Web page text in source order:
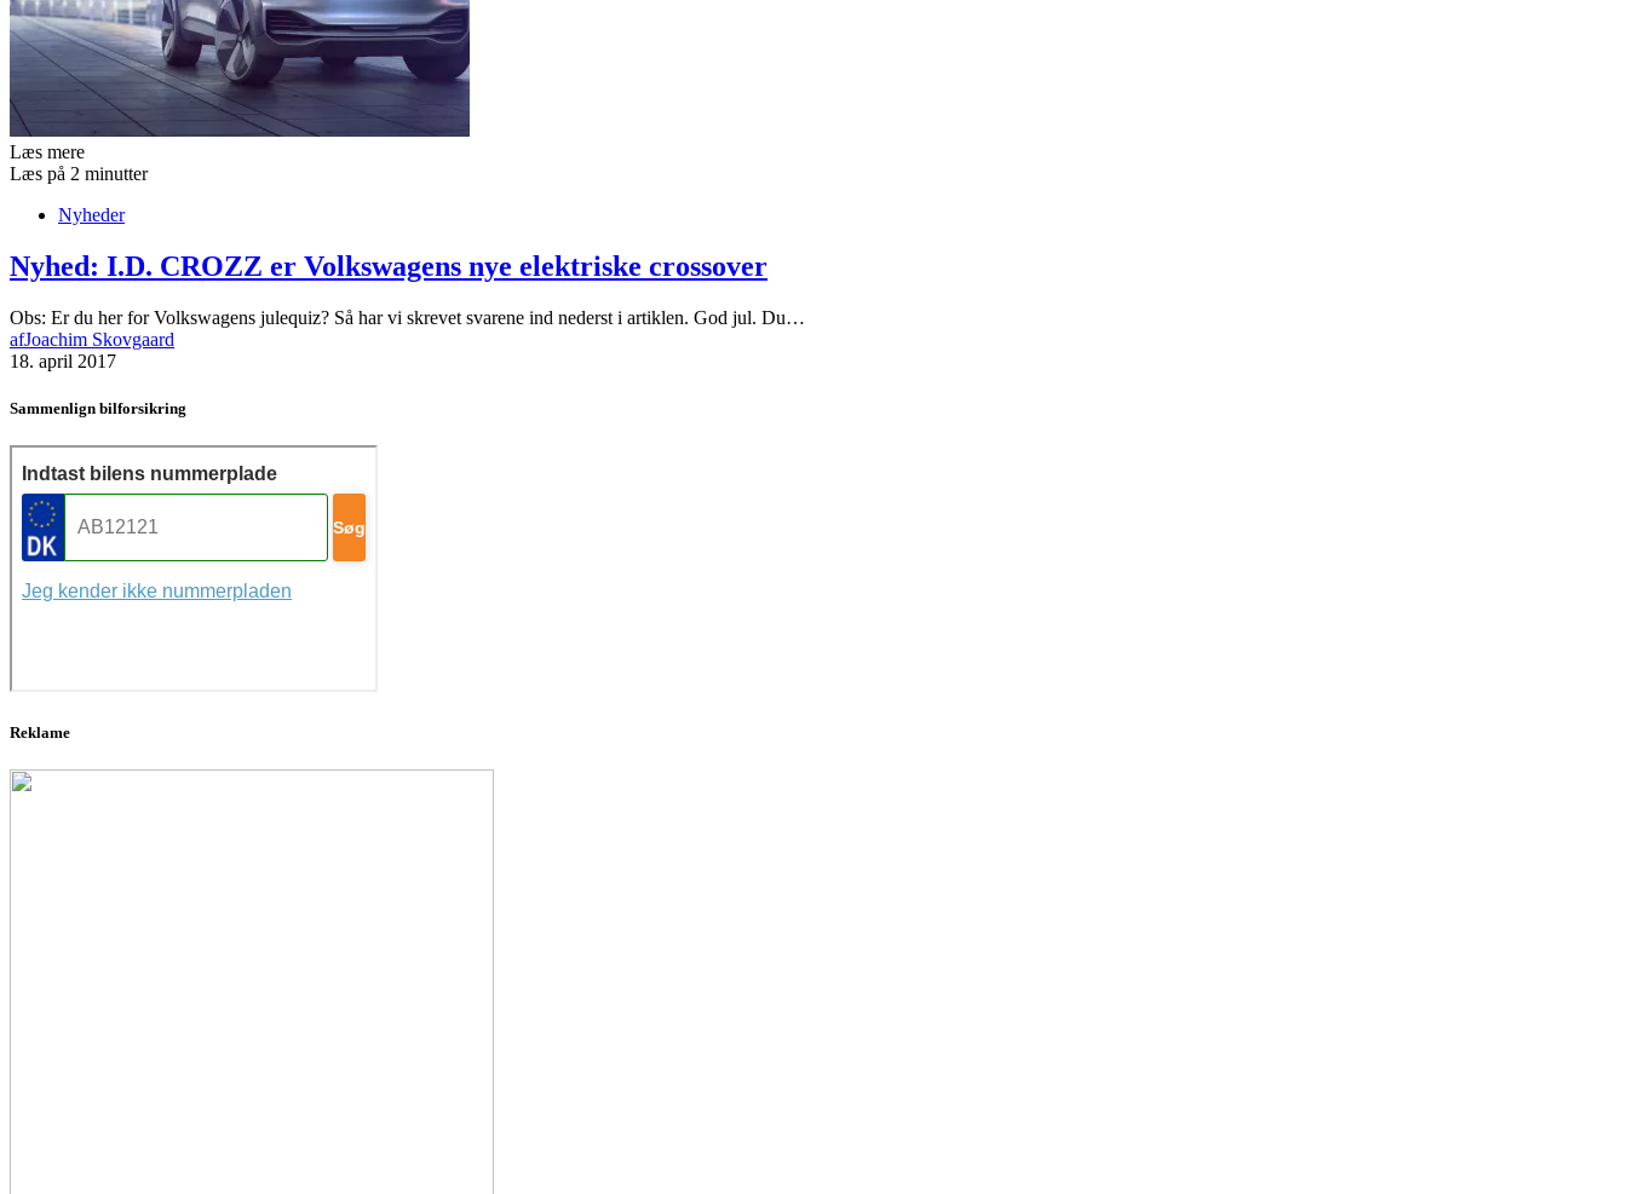
Læs mere
Læs på 2 minutter
Nyheder
Nyhed: I.D. CROZZ er Volkswagens nye elektriske crossover
Obs: Er du her for Volkswagens julequiz? Så har vi skrevet svarene ind nederst i artiklen. God jul. Du…
afJoachim Skovgaard
18. april 2017
Sammenlign bilforsikring
Reklame